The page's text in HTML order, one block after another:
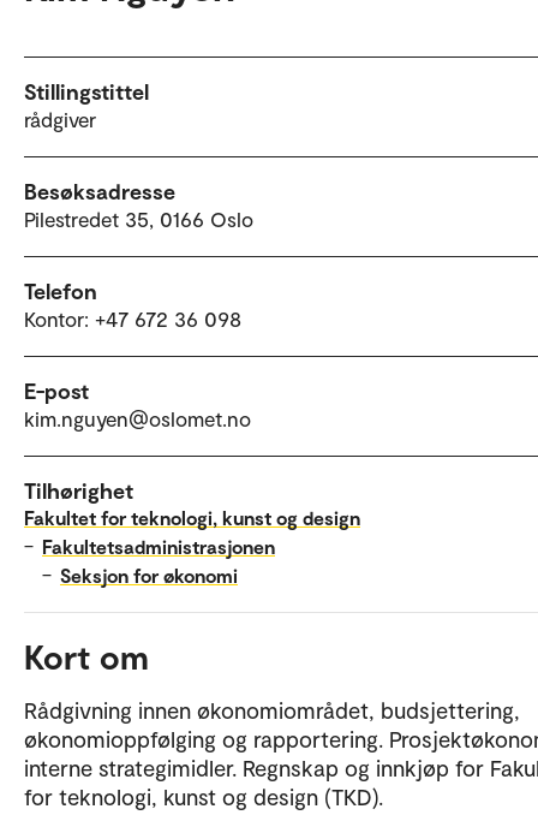
Stillingstittel
rådgiver
Besøksadresse
Pilestredet 35, 0166 Oslo
Telefon
Kontor: +47 672 36 098
E-post
kim.nguyen@oslomet.no
Tilhørighet
Fakultet for teknologi, kunst og design
– Fakultetsadministrasjonen
– Seksjon for økonomi
Kort om
Rådgivning innen økonomiområdet, budsjettering,
økonomioppfølging og rapportering.
interne strategimidler. Regnskap og innkjøp for
for teknologi, kunst og design (TKD).